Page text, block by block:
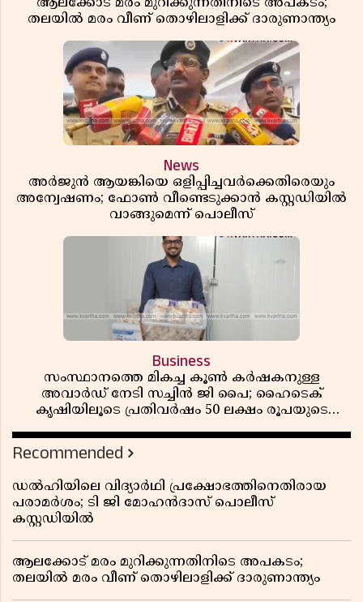
തലയിൽ മരം വീണ് തൊഴിലാളിക്ക് ദാരുണാന്ത്യം
News
അർജുൻ ആയങ്കിയെ ഒളിപ്പിച്ചവർക്കെതിരെയും
അന്വേഷണം; ഫോൺ വീണ്ടെടുക്കാൻ കസ്റ്റഡിയിൽ
വാങ്ങുമെന്ന് പൊലീസ്
Business
സംസ്ഥാനത്തെ മികച്ച കൂൺ കർഷകനുള്ള
അവാർഡ് നേടി സച്ചിൻ ജി പൈ; ഹൈടെക്
കൃഷിയിലൂടെ പ്രതിവർഷം 50 ലക്ഷം രൂപയുടെ
Recommended
ഡൽഹിയിലെ വിദ്യാർഥി പ്രക്ഷോഭത്തിനെതിരായ
പരാമർശം; ടി ജി മോഹൻദാസ് പൊലീസ്
കസ്റ്റഡിയിൽ
ആലക്കോട് മരം മുറിക്കുന്നതിനിടെ അപകടം;
തലയിൽ മരം വീണ് തൊഴിലാളിക്ക് ദാരുണാന്ത്യം